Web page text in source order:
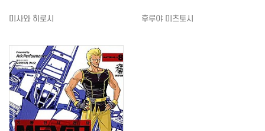
미사와 히로시 후루야 미츠토시